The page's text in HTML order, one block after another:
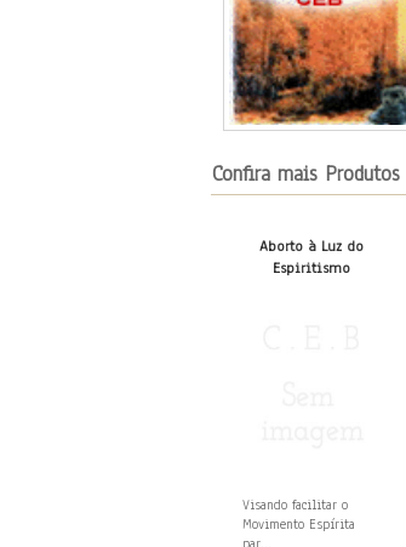
Confira mais
Aborto à Luz do
Espiritismo
Visando facilitar o
Movimento Espírita